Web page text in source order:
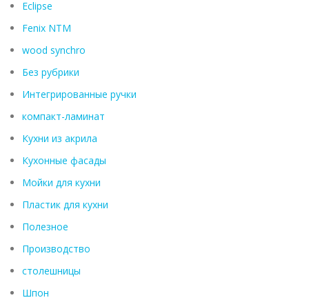
Eclipse
Fenix ​​NTM
wood synchro
Без рубрики
Интегрированные ручки
компакт-ламинат
Кухни из акрила
Кухонные фасады
Мойки для кухни
Пластик для кухни
Полезное
Производство
столешницы
Шпон